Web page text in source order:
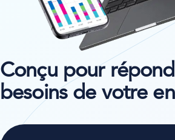
Conçu pour
besoins de votre